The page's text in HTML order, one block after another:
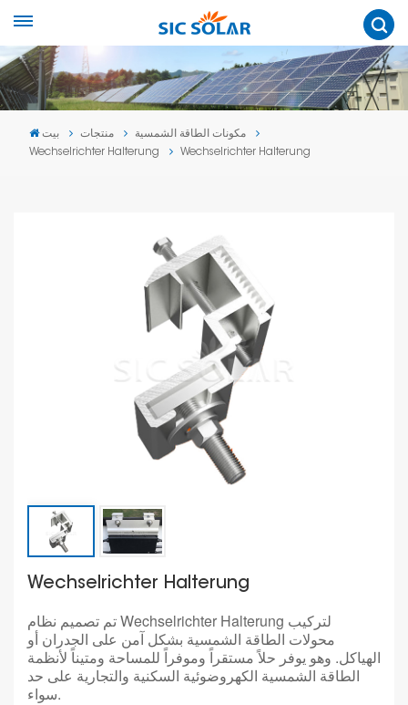
بيت منتجات
مكونات الطاقة الشمسية
Wechselrichter Halterung
Wechselrichter Halterung
Wechselrichter Halterung
تم تصميم نظام Wechselrichter Halterung لتركيب
محولات الطاقة الشمسية بشكل آمن على الجدران أو
الهياكل. وهو يوفر حلاً مستقراً وموفراً للمساحة ومتيناً لأنظمة
الطاقة الشمسية الكهروضوئية السكنية والتجارية على حد
سواء.